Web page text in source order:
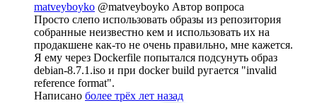
matveyboyko @matveyboyko Автор вопроса
Просто слепо использовать образы из репозитория
собранные неизвестно кем и использовать их на
продакшене как-то не очень правильно, мне кажется.
Я ему через Dockerfile попытался подсунуть образ
debian-8.7.1.iso и при docker build ругается "invalid
reference format".
Написано более трёх лет назад